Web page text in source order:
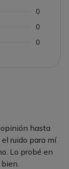
hasta
ruido para mí
Lo probé en
0
0
0